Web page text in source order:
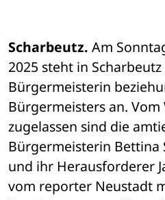
Scharbeutz. Am
2025 steht in
Bürgermeisterin
Bürgermeisters an. Vom
zugelassen sind die
Bürgermeisterin Bettina
und ihr Herausforderer
vom reporter Neustadt